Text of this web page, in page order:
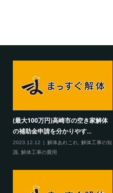
(最大100万円)高崎市の空き家解体
の補助金申請を分かりやす...
2023.12.12 解体あれこれ
解体工事の知
識
解体工事の費用